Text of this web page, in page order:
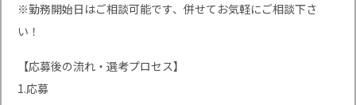
※勤務開始日はご相談可能です、併せてお気軽にご相談下さ
い！
【応募後の流れ・選考プロセス】
1.応募